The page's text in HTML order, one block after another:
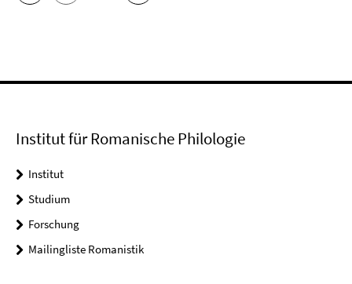
Institut für Romanische Philologie
Institut
Studium
Forschung
Mailingliste Romanistik